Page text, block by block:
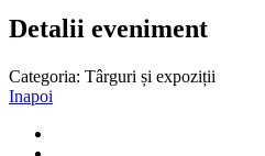
Detalii eveniment
Categoria: Târguri și expoziții
Inapoi